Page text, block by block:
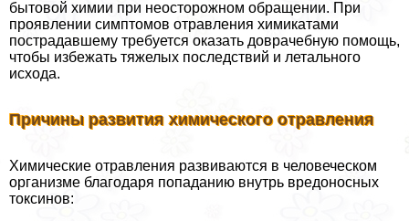
бытовой химии при неосторожном обращении. При
проявлении симптомов отравления химикатами
пострадавшему требуется оказать доврачебную помощь,
чтобы избежать тяжелых последствий и летального
исхода.
Причины развития химического отравления
Химические отравления развиваются в человеческом
организме благодаря попаданию внутрь вредоносных
токсинов: